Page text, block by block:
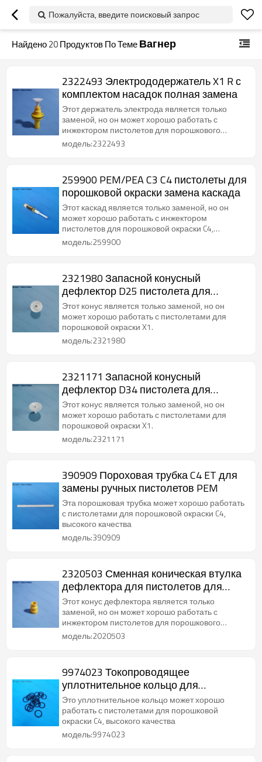
Пожалуйста, введите поисковый запрос
Найдено20Продуктов По ТемеВагнер
2322493 Электрододержатель X1 R с
комплектом насадок полная замена
Этот держатель электрода является только
заменой, но он может хорошо работать с
инжектором пистолетов для порошкового
покрытия C4, высокого качества
модель:2322493
259900 PEM/PEA C3 C4 пистолеты для
порошковой окраски замена каскада
Этот каскад является только заменой, но он
может хорошо работать с инжектором
пистолетов для порошковой окраски C4,
высокого качества
модель:259900
2321980 Запасной конусный
дефлектор D25 пистолета для
порошковой окраски X1
Этот конус является только заменой, но он
может хорошо работать с пистолетами для
порошковой окраски X1.
модель:2321980
2321171 Запасной конусный
дефлектор D34 пистолета для
порошковой окраски X1
Этот конус является только заменой, но он
может хорошо работать с пистолетами для
порошковой окраски X1.
модель:2321171
390909 Пороховая трубка C4 ET для
замены ручных пистолетов PEM
Эта порошковая трубка может хорошо работать
с пистолетами для порошковой окраски C4,
высокого качества
модель:390909
2320503 Сменная коническая втулка
дефлектора для пистолетов для
порошковой окраски X1
Этот конус дефлектора является только
заменой, но он может хорошо работать с
инжектором пистолетов для порошкового
покрытия C4, высокого качества
модель:2020503
9974023 Токопроводящее
уплотнительное кольцо для
порошковых инжекторов PI-P1
Это уплотнительное кольцо может хорошо
работать с пистолетами для порошковой
окраски C4, высокого качества
модель:9974023